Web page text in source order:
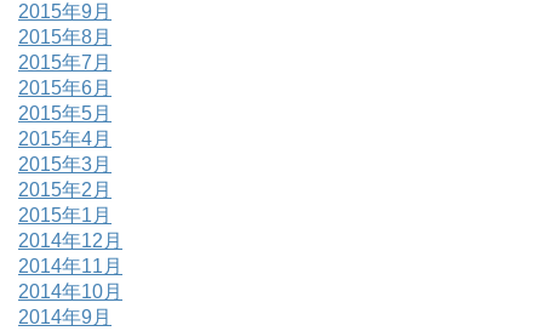
2015年9月
2015年8月
2015年7月
2015年6月
2015年5月
2015年4月
2015年3月
2015年2月
2015年1月
2014年12月
2014年11月
2014年10月
2014年9月